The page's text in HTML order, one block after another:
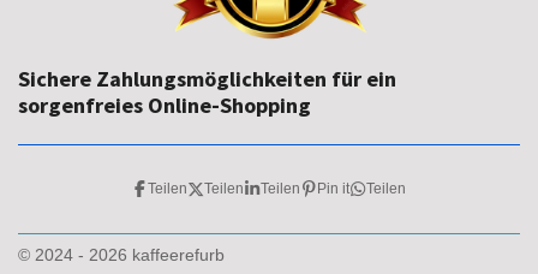
Sichere Zahlungsmöglichkeiten für ein
sorgenfreies Online-Shopping
Teilen Teilen Teilen Pin it Teilen
© 2024 - 2026 kaffeerefurb